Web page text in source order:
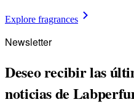
Explore fragrances
Newsletter
Deseo recibir las
noticias de